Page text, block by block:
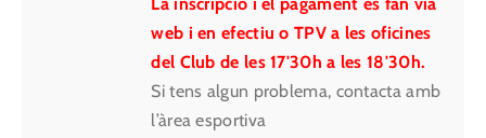
web i en efectiu o TPV a les oficines
del Club de les 17'30h a les 18'30h.
Si tens algun problema, contacta amb
l’àrea esportiva